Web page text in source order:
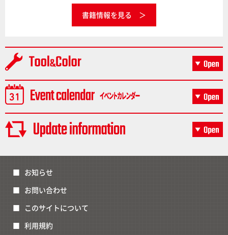
書籍情報を見る
お知らせ
お問い合わせ
このサイトについて
利用規約